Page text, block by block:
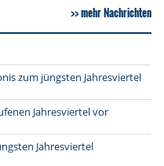
mehr Nachrichten
zum jüngsten Jahresviertel
Jahresviertel vor
Jahresviertel